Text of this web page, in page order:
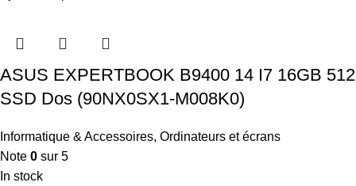
ASUS EXPERTBOOK B9400 14 I7 16GB 512
SSD Dos (90NX0SX1-M008K0)
Informatique & Accessoires, Ordinateurs et écrans
Note 0 sur 5
In stock